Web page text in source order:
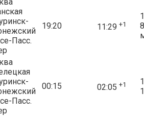
Пасс.
19:20 11:29 +1
8
Пасс.
00:15 02:05 +1